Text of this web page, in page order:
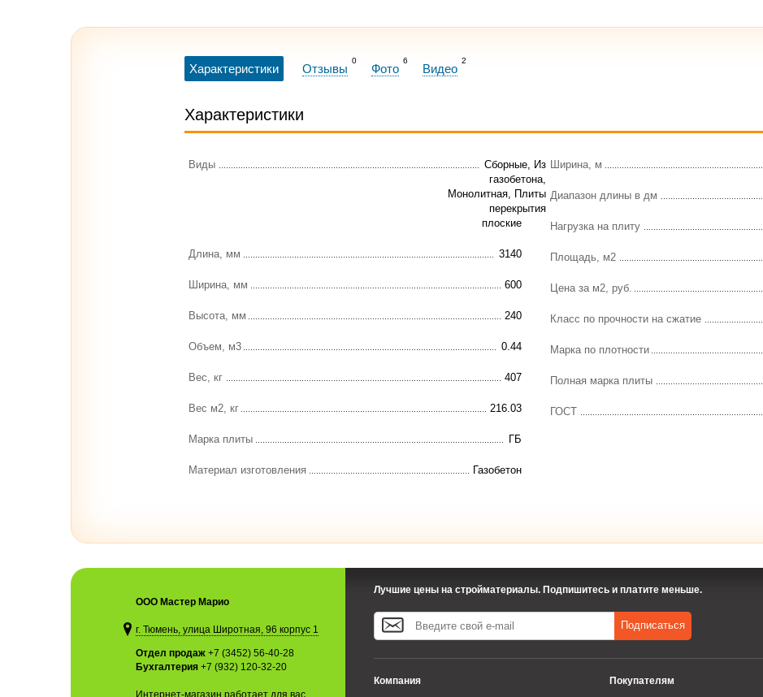
Характеристики Отзывы
0
Фото
6
Видео
2
Характеристики
Виды
Сборные, Из
газобетона,
Монолитная, Плиты
перекрытия
плоские
Длина, мм 3140
Ширина, мм 600
Высота, мм 240
Объем, м3 0.44
Вес, кг 407
Вес м2, кг 216.03
Марка плиты ГБ
Материал изготовления Газобетон
Ширина, м
Диапазон длины в дм
Нагрузка на плиту
Площадь, м2
Цена за м2, руб.
Класс по прочности на сжатие
Марка по плотности
Полная марка плиты
ГОСТ
ООО Мастер Марио
г. Тюмень, улица Широтная, 96 корпус 1
Отдел продаж +7 (3452) 56-40-28
Бухгалтерия +7 (932) 120-32-20
Интернет-магазин работает для вас
Лучшие цены на стройматериалы. Подпишитесь и платите меньше.
Подписаться
Компания Покупателям